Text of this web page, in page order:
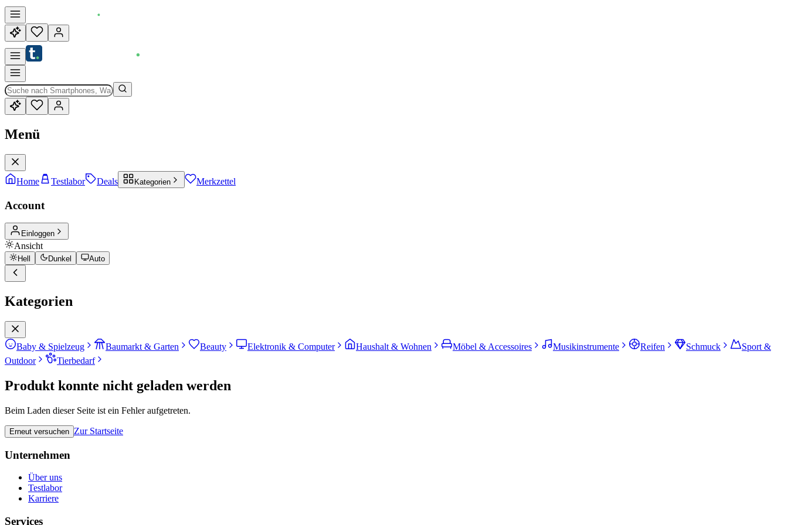
Menü
Home Testlabor Deals Kategorien Merkzettel
Account
Einloggen
Ansicht
Hell Dunkel Auto
Kategorien
Baby & Spielzeug Baumarkt & Garten Beauty Elektronik & Computer Haushalt & Wohnen Möbel & Accessoires Musikinstrumente Reifen Schmuck
Sport &
Outdoor
Tierbedarf
Produkt konnte nicht geladen werden
Beim Laden dieser Seite ist ein Fehler aufgetreten.
Erneut versuchen Zur Startseite
Unternehmen
Über uns
Testlabor
Karriere
Services